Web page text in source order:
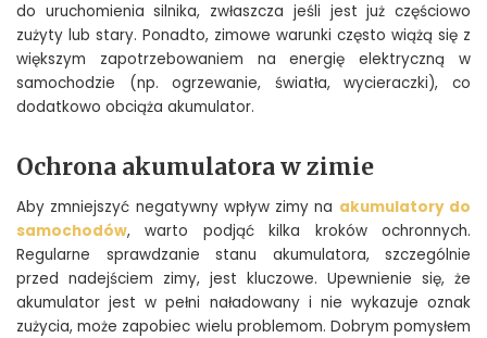
do uruchomienia silnika, zwłaszcza jeśli jest już częściowo
zużyty lub stary. Ponadto, zimowe warunki często wiążą się z
większym zapotrzebowaniem na energię elektryczną w
samochodzie (np. ogrzewanie, światła, wycieraczki), co
dodatkowo obciąża akumulator.
Ochrona akumulatora w zimie
Aby zmniejszyć negatywny wpływ zimy na akumulatory do
samochodów, warto podjąć kilka kroków ochronnych.
Regularne sprawdzanie stanu akumulatora, szczególnie
przed nadejściem zimy, jest kluczowe. Upewnienie się, że
akumulator jest w pełni naładowany i nie wykazuje oznak
zużycia, może zapobiec wielu problemom. Dobrym pomysłem